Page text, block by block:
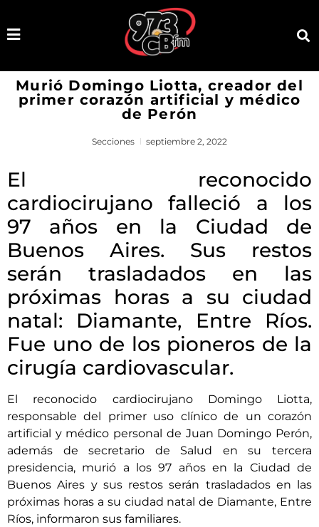
Murió Domingo Liotta, creador del
primer corazón artificial y médico
de Perón
Secciones septiembre 2, 2022
El reconocido
cardiocirujano falleció a los
97 años en la Ciudad de
Buenos Aires. Sus restos
serán trasladados en las
próximas horas a su ciudad
natal: Diamante, Entre Ríos.
Fue uno de los pioneros de la
cirugía cardiovascular.
El reconocido cardiocirujano Domingo Liotta,
responsable del primer uso clínico de un corazón
artificial y médico personal de Juan Domingo Perón,
además de secretario de Salud en su tercera
presidencia, murió a los 97 años en la Ciudad de
Buenos Aires y sus restos serán trasladados en las
próximas horas a su ciudad natal de Diamante, Entre
Ríos, informaron sus familiares.